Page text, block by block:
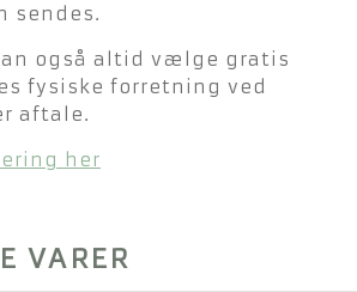
sendes.
også altid vælge gratis
fysiske forretning ved
aftale.
her
VARER